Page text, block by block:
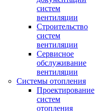
систем
вентиляции
Строительство
систем
вентиляции
Сервисное
обслуживание
вентиляции
Системы отопления
Проектирование
систем
отопления